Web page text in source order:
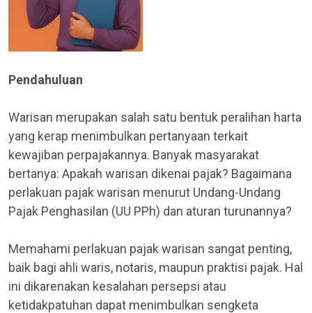
Pendahuluan
Warisan merupakan salah satu bentuk peralihan harta
yang kerap menimbulkan pertanyaan terkait
kewajiban perpajakannya. Banyak masyarakat
bertanya: Apakah warisan dikenai pajak? Bagaimana
perlakuan pajak warisan menurut Undang-Undang
Pajak Penghasilan (UU PPh) dan aturan turunannya?
Memahami perlakuan pajak warisan sangat penting,
baik bagi ahli waris, notaris, maupun praktisi pajak. Hal
ini dikarenakan kesalahan persepsi atau
ketidakpatuhan dapat menimbulkan sengketa